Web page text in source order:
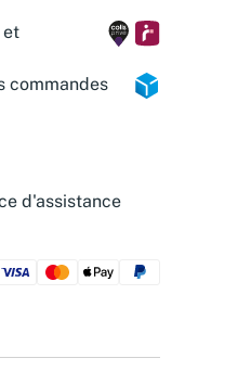
et
commandes
d'assistance